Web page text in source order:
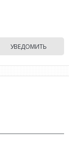
УВЕДОМИТЬ